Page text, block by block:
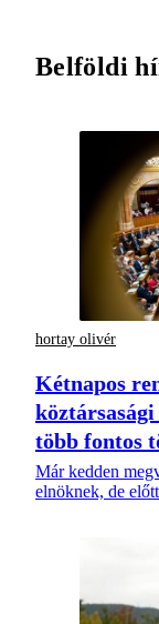
Belföldi
hortay olivér
Kétnapos
több fontos
Már kedden
elnöknek, de